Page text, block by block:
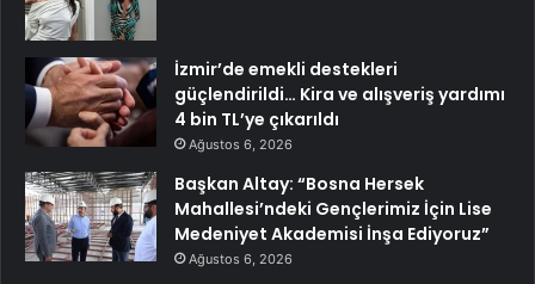
İzmir’de emekli destekleri
güçlendirildi… Kira ve alışveriş yardımı
4 bin TL’ye çıkarıldı
Ağustos 6, 2026
Başkan Altay: “Bosna Hersek
Mahallesi’ndeki Gençlerimiz İçin Lise
Medeniyet Akademisi İnşa Ediyoruz”
Ağustos 6, 2026